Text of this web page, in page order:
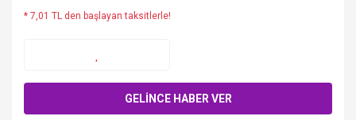
* 7,01 TL den başlayan taksitlerle!
GELİNCE HABER VER